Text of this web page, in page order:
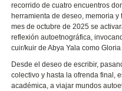
recorrido de cuatro encuentros
herramienta de deseo, memoria y
mes de octubre de 2025 se
reflexión autoetnográfica,
cuir/kuir de Abya Yala como
Desde el deseo de escribir,
colectivo y hasta la ofrenda final,
académica, a viajar mundos